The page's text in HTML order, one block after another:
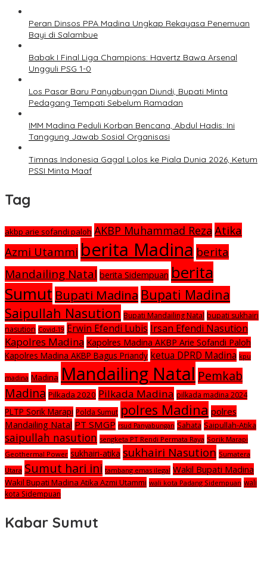
Peran Dinsos PPA Madina Ungkap Rekayasa Penemuan
Bayi di Salambue
Babak I Final Liga Champions: Havertz Bawa Arsenal
Ungguli PSG 1-0
Los Pasar Baru Panyabungan Diundi, Bupati Minta
Pedagang Tempati Sebelum Ramadan
IMM Madina Peduli Korban Bencana, Abdul Hadis: Ini
Tanggung Jawab Sosial Organisasi
Timnas Indonesia Gagal Lolos ke Piala Dunia 2026, Ketum
PSSI Minta Maaf
Tag
akbp arie sofandi paloh AKBP Muhammad Reza Atika
Azmi Utammi berita Madina berita
Mandailing Natal berita Sidempuan berita
Sumut Bupati Madina Bupati Madina
Saipullah Nasution Bupati Mandailing Natal bupati sukhairi
nasution Covid-19 Erwin Efendi Lubis Irsan Efendi Nasution
Kapolres Madina Kapolres Madina AKBP Arie Sofandi Paloh
Kapolres Madina AKBP Bagus Priandy ketua DPRD Madina kpu
madina Madina Mandailing Natal Pemkab
Madina Pilkada 2020 Pilkada Madina pilkada madina 2024
PLTP Sorik Marapi Polda Sumut polres Madina polres
Mandailing Natal PT SMGP rsud Panyabungan Sahata Saipullah-Atika
saipullah nasution sengketa PT Rendi Permata Raya Sorik Marapi
Geothermal Power sukhairi-atika sukhairi Nasution Sumatera
Utara Sumut hari ini tambang emas ilegal Wakil Bupati Madina
Wakil Bupati Madina Atika Azmi Utammi wali kota Padang Sidempuan wali
kota Sidempuan
Kabar Sumut